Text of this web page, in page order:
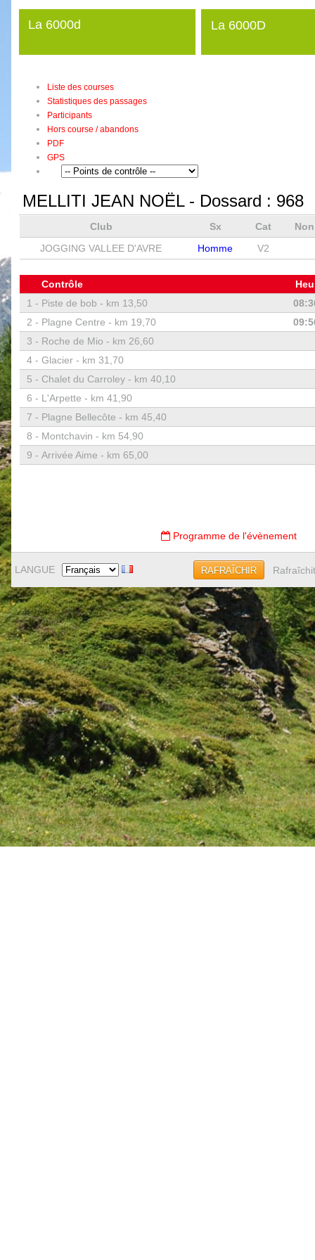
La 6000d La 6000D
Liste des courses
Statistiques des passages
Participants
Hors course / abandons
PDF
GPS
MELLITI JEAN NOËL- Dossard : 968
Club Sx Cat
JOGGING VALLEE D'AVRE
Homme V2
Contrôle
1 - Piste de bob - km 13,50
2 - Plagne Centre - km 19,70
3 - Roche de Mio - km 26,60
4 - Glacier - km 31,70
5 - Chalet du Carroley - km 40,10
6 - L'Arpette - km 41,90
7 - Plagne Bellecôte - km 45,40
8 - Montchavin - km 54,90
9 - Arrivée Aime - km 65,00
Programme de l'évènement
LANGUE RAFRAÎCHIR